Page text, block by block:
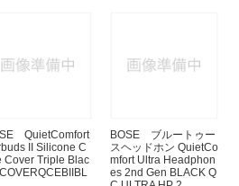
QuietComfort
II Silicone C
Cover Triple Blac
BOSE ブルートゥー
スヘッドホン QuietCo
mfort Ultra Headphon
es 2nd Gen BLACK Q